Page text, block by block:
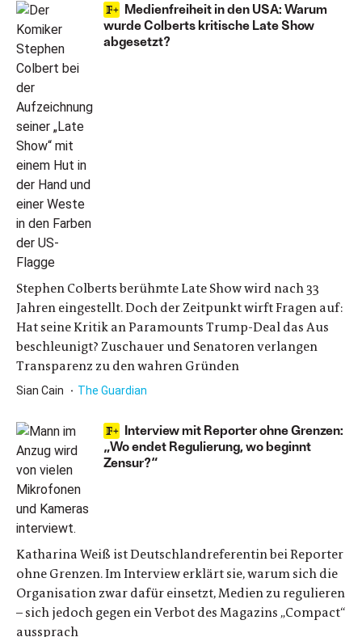
Medienfreiheit in den USA: Warum
wurde Colberts kritische Late Show
abgesetzt?
Stephen Colberts berühmte Late Show wird nach 33
Jahren eingestellt. Doch der Zeitpunkt wirft Fragen auf:
Hat seine Kritik an Paramounts Trump-Deal das Aus
beschleunigt? Zuschauer und Senatoren verlangen
Transparenz zu den wahren Gründen
Sian Cain The Guardian
Interview mit Reporter ohne Grenzen:
„Wo endet Regulierung, wo beginnt
Zensur?“
Katharina Weiß ist Deutschlandreferentin bei Reporter
ohne Grenzen. Im Interview erklärt sie, warum sich die
Organisation zwar dafür einsetzt, Medien zu regulieren
– sich jedoch gegen ein Verbot des Magazins „Compact“
aussprach